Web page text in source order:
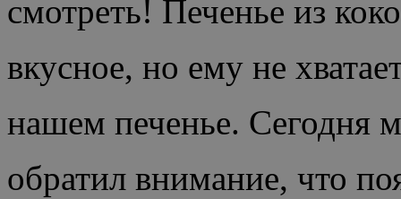
смотреть! Печенье из
вкусное, но ему не
нашем печенье. Сегодня
обратил внимание, что